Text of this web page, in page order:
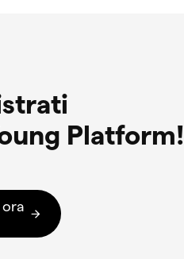
Platform!
ora